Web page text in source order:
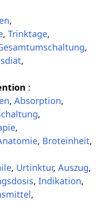
,
, Trinktage,
,
,
:
, Absorption,
,
,
, Broteinheit,
, Urtinktur, Auszug,
, Indikation,
,